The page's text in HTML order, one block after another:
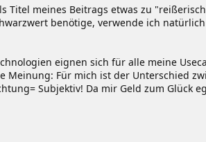
Titel meines Beitrags etwas zu
benötige, verwende ich
eignen sich für alle meine
Meinung: Für mich ist der Unterschied
Subjektiv! Da mir Geld zum Glück